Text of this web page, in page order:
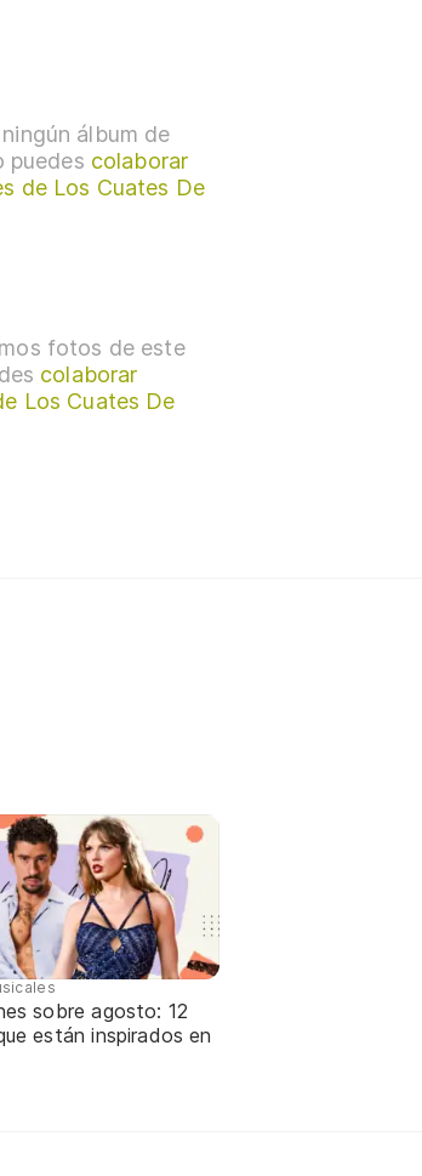
álbum de
puedes colaborar
de Los Cuates De
fotos de este
colaborar
Los Cuates De
sobre agosto: 12
están inspirados en